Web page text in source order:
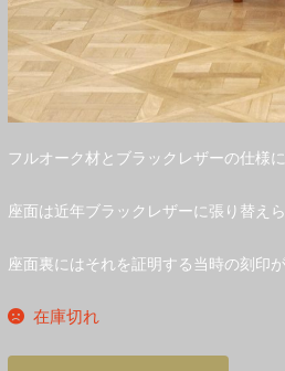
フルオーク材とブラックレザーの仕様に
座面は近年ブラックレザーに張り替え
座面裏にはそれを証明する当時の刻印
在庫切れ